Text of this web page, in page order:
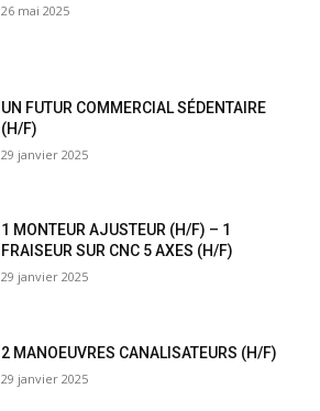
26 mai 2025
UN FUTUR COMMERCIAL SÉDENTAIRE
(H/F)
29 janvier 2025
1 MONTEUR AJUSTEUR (H/F) – 1
FRAISEUR SUR CNC 5 AXES (H/F)
29 janvier 2025
2 MANOEUVRES CANALISATEURS (H/F)
29 janvier 2025